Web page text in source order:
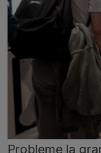
Probleme la